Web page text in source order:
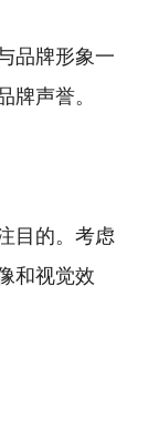
品牌形象一
声誉。
目的。考虑
和视觉效